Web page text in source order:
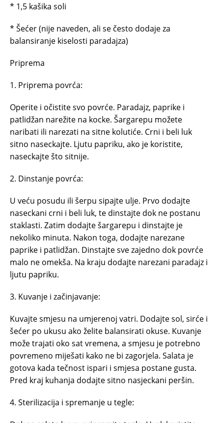
* 1,5 kašika soli
* Šećer (nije naveden, ali se često dodaje za
balansiranje kiselosti paradajza)
Priprema
1. Priprema povrća:
Operite i očistite svo povrće. Paradajz, paprike i
patlidžan narežite na kocke. Šargarepu možete
naribati ili narezati na sitne kolutiće. Crni i beli luk
sitno naseckajte. Ljutu papriku, ako je koristite,
naseckajte što sitnije.
2. Dinstanje povrća:
U veću posudu ili šerpu sipajte ulje. Prvo dodajte
naseckani crni i beli luk, te dinstajte dok ne postanu
staklasti. Zatim dodajte šargarepu i dinstajte je
nekoliko minuta. Nakon toga, dodajte narezane
paprike i patlidžan. Dinstajte sve zajedno dok povrće
malo ne omekša. Na kraju dodajte narezani paradajz i
ljutu papriku.
3. Kuvanje i začinjavanje:
Kuvajte smjesu na umjerenoj vatri. Dodajte sol, sirće i
šećer po ukusu ako želite balansirati okuse. Kuvanje
može trajati oko sat vremena, a smjesu je potrebno
povremeno miješati kako ne bi zagorjela. Salata je
gotova kada tečnost ispari i smjesa postane gusta.
Pred kraj kuhanja dodajte sitno nasjeckani peršin.
4. Sterilizacija i spremanje u tegle: